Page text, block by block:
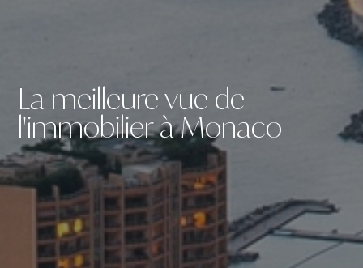
La meilleure vue de
l'immobilier à Monaco